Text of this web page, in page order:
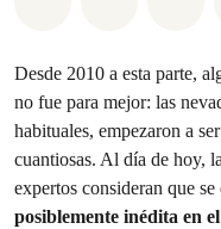
Desde 2010 a esta parte,
no fue para mejor: las
habituales, empezaron a
cuantiosas. Al día de hoy,
expertos consideran que
posiblemente inédita en